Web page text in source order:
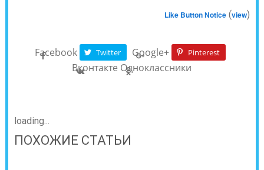
Like Button Notice (view)
Facebook Twitter Google+ Pinterest
Вконтакте Одноклассники
loading...
ПОХОЖИЕ СТАТЬИ